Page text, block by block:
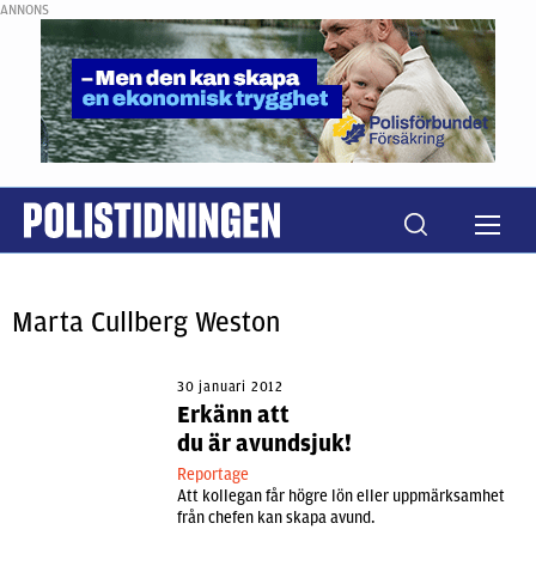
ANNONS
Marta Cullberg Weston
30 januari 2012
Erkänn att
du är avundsjuk!
Reportage
Att kollegan får högre lön eller uppmärksamhet
från chefen kan skapa avund.